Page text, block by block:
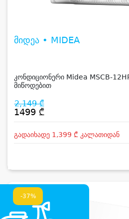
მიდეა • MIDEA
კონდიციონერი Midea MSCB-
მიწოდებით
2,149 ₾
1499 ₾
გადაიხადე 1,399 ₾ კალათიდან
-37%